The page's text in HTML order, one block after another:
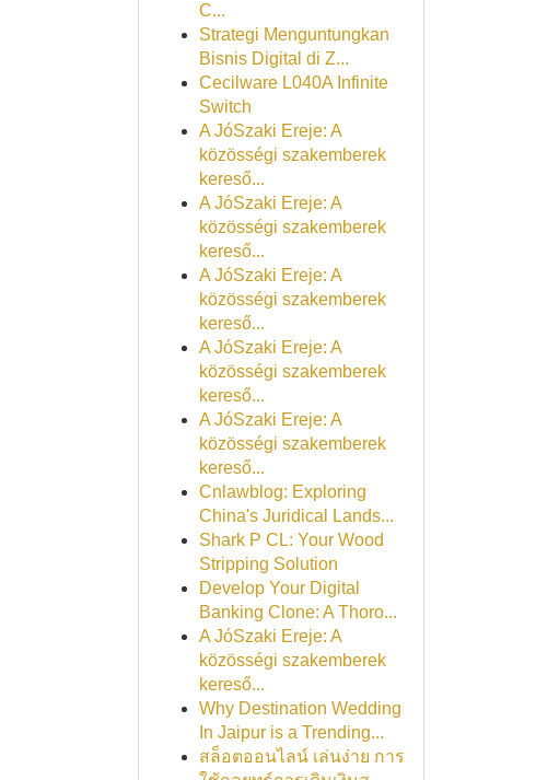
C...
Strategi Menguntungkan
Bisnis Digital di Z...
Cecilware L040A Infinite
Switch
A JóSzaki Ereje: A
közösségi szakemberek
kereső...
A JóSzaki Ereje: A
közösségi szakemberek
kereső...
A JóSzaki Ereje: A
közösségi szakemberek
kereső...
A JóSzaki Ereje: A
közösségi szakemberek
kereső...
A JóSzaki Ereje: A
közösségi szakemberek
kereső...
Cnlawblog: Exploring
China's Juridical Lands...
Shark P CL: Your Wood
Stripping Solution
Develop Your Digital
Banking Clone: A Thoro...
A JóSzaki Ereje: A
közösségi szakemberek
kereső...
Why Destination Wedding
In Jaipur is a Trending...
สล็อตออนไลน์ เล่นง่าย การ